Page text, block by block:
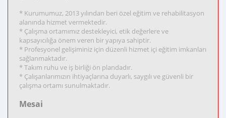
* Kurumumuz, 2013 yılından beri özel eğitim ve rehabilitasyon
alanında hizmet vermektedir.
* Çalışma ortamımız destekleyici, etik değerlere ve
kapsayıcılığa önem veren bir yapıya sahiptir.
* Profesyonel gelişiminiz için düzenli hizmet içi eğitim imkanları
sağlanmaktadır.
* Takım ruhu ve iş birliği ön plandadır.
* Çalışanlarımızın ihtiyaçlarına duyarlı, saygılı ve güvenli bir
çalışma ortamı sunulmaktadır.
Mesai